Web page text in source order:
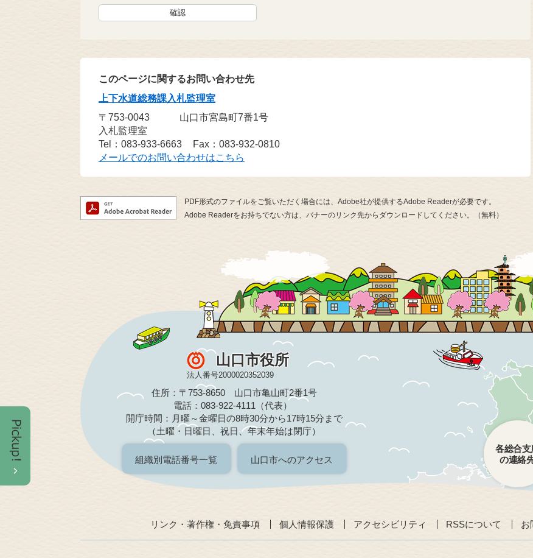
このページに関するお問い合わせ先
上下水道総務課入札監理室
〒753-0043
山口市宮島町7番1号
入札監理室
Tel：083-933-6663
Fax：083-932-0810
メールでのお問い合わせはこちら
PDF形式のファイルをご覧いただく場合には、Adobe社が提供するAdobe Readerが必要です。
Adobe Readerをお持ちでない方は、バナーのリンク先からダウンロードしてください。（無料）
山口市役所
法人番号2000020352039
住所：〒753-8650 山口市亀山町2番1号
電話：083-922-4111（代表）
開庁時間：月曜～金曜日の8時30分から17時15分まで
（土曜・日曜日、祝日、年末年始は閉庁）
組織別電話番号一覧 山口市へのアクセス
各総合支
の連絡
リンク・著作権・免責事項 個人情報保護 アクセシビリティ RSSについて お